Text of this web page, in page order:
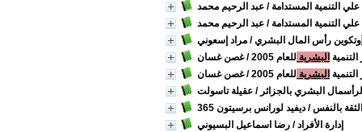
علي التنمية المستدامة / عبد الرحيم محمد
علي التنمية المستدامة / عبد الرحيم محمد
وتكوين رأس المال البشري/ مراد إسعوني
البشرية للعام 2005
/ غصن غسان
البشرية للعام 2005
/ غصن غسان
البشري بالجزائر / عقيلة تاسولت
بالنفس/ ديفيد لورانس برسيتون
إدارة الأفراد/ رضا اسماعيل البسيوني